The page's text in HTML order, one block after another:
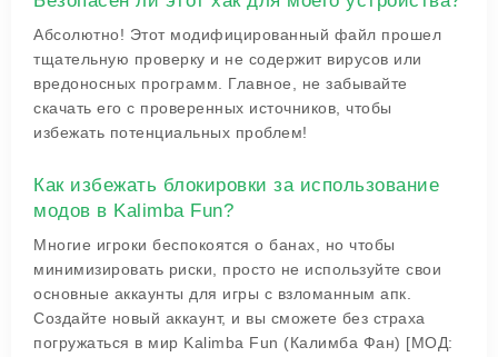
Абсолютно! Этот модифицированный файл прошел
тщательную проверку и не содержит вирусов или
вредоносных программ. Главное, не забывайте
скачать его с проверенных источников, чтобы
избежать потенциальных проблем!
Как избежать блокировки за использование
модов в Kalimba Fun?
Многие игроки беспокоятся о банах, но чтобы
минимизировать риски, просто не используйте свои
основные аккаунты для игры с взломанным апк.
Создайте новый аккаунт, и вы сможете без страха
погружаться в мир Kalimba Fun (Калимба Фан) [МОД: